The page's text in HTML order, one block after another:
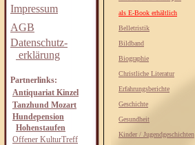
Impressum
AGB
Datenschutz-
erklärung
Partnerlinks:
Antiquariat Kinzel
Tanzhund Mozart
Hundepension
Hohenstaufen
Offener KulturTreff
als E-Book erhältlich
Belletristik
Bildband
Biographie
Christliche Literatur
Erfahrungsberichte
Geschichte
Gesundheit
Kinder / Jugendgeschichten